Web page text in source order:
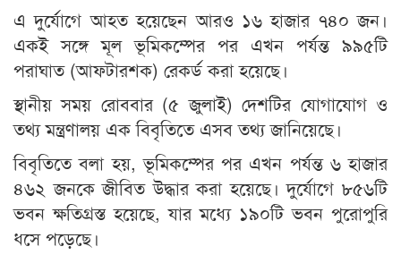
এ দুর্যোগে আহত হয়েছেন আরও ১৬ হাজার ৭৪০ জন।
একই সঙ্গে মূল ভূমিকম্পের পর এখন পর্যন্ত ৯৯৫টি
পরাঘাত (আফটারশক) রেকর্ড করা হয়েছে।
স্থানীয় সময় রোববার (৫ জুলাই) দেশটির যোগাযোগ ও
তথ্য মন্ত্রণালয় এক বিবৃতিতে এসব তথ্য জানিয়েছে।
বিবৃতিতে বলা হয়, ভূমিকম্পের পর এখন পর্যন্ত ৬ হাজার
৪৬২ জনকে জীবিত উদ্ধার করা হয়েছে। দুর্যোগে ৮৫৬টি
ভবন ক্ষতিগ্রস্ত হয়েছে, যার মধ্যে ১৯০টি ভবন পুরোপুরি
ধসে পড়েছে।